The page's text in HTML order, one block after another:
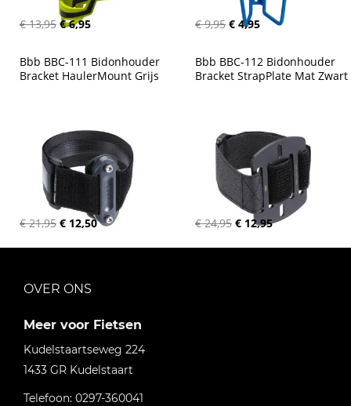
€ 13,95 € 6,95 € 9,95 € 4,95
Bbb BBC-111 Bidonhouder
Bracket HaulerMount Grijs
€ 21,95 € 12,50
Bbb BBC-112 Bidonhouder
Bracket StrapPlate Mat Zwart
€ 24,95 € 12,95
OVER ONS
Meer voor Fietsen
Kudelstaartseweg 224
1433 GR Kudelstaart
Telefoon: 0297-360041